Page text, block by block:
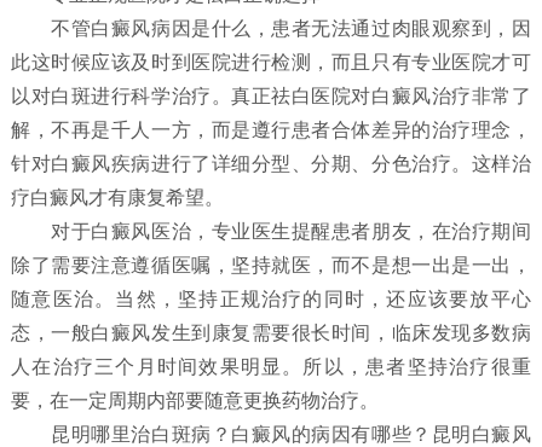
不管白癜风病因是什么，患者无法通过肉眼观察到，因
此这时候应该及时到医院进行检测，而且只有专业医院才可
以对白斑进行科学治疗。真正祛白医院对白癜风治疗非常了
解，不再是千人一方，而是遵行患者合体差异的治疗理念，
针对白癜风疾病进行了详细分型、分期、分色治疗。这样治
疗白癜风才有康复希望。
对于白癜风医治，专业医生提醒患者朋友，在治疗期间
除了需要注意遵循医嘱，坚持就医，而不是想一出是一出，
随意医治。当然，坚持正规治疗的同时，还应该要放平心
态，一般白癜风发生到康复需要很长时间，临床发现多数病
人在治疗三个月时间效果明显。所以，患者坚持治疗很重
要，在一定周期内部要随意更换药物治疗。
昆明哪里治白斑病？白癜风的病因有哪些？昆明白癜风